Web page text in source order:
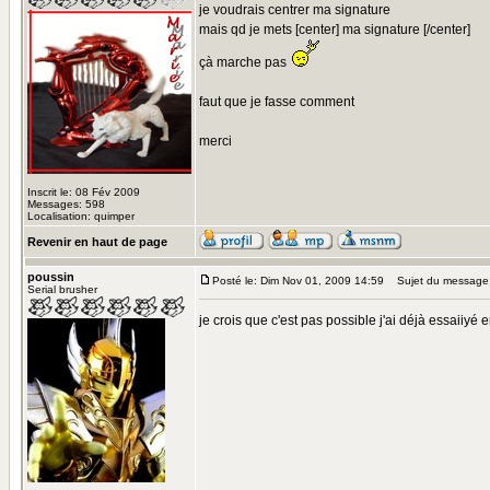
Inscrit le: 08 Fév 2009
Messages: 598
Localisation: quimper
je voudrais centrer ma signature
mais qd je mets [center] ma signature [/center]
çà marche pas
faut que je fasse comment
merci
Revenir en haut de page
poussin
Serial brusher
Posté le: Dim Nov 01, 2009 14:59 Sujet du message:
je crois que c'est pas possible j'ai déjà essaiiyé